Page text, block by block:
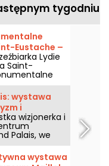
tygodniu
Eustache –
Lydie
Saint-
Zapraszamy
roku, by
na
przęsłem
wystawa
i
wizjonerka i
Palais, we
od 6 maja
i okultyzmu,
wystawa